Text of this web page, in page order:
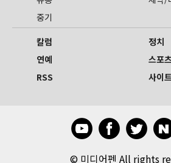
중기
칼럼
정치
연예
스포츠
RSS
사이
© 미디어펜 All rights